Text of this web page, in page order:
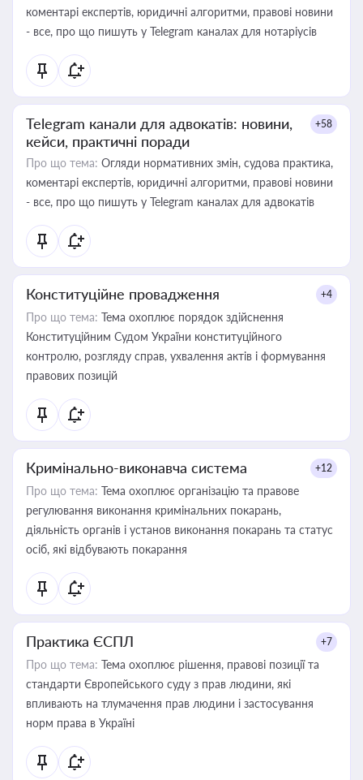
коментарі експертів, юридичні алгоритми, правові новини
- все, про що пишуть у Telegram каналах для нотаріусів
Telegram канали для адвокатів: новини,
кейси, практичні поради
+58
Про що тема: Огляди нормативних змін, судова практика,
коментарі експертів, юридичні алгоритми, правові новини
- все, про що пишуть у Telegram каналах для адвокатів
Конституційне провадження +4
Про що тема: Тема охоплює порядок здійснення
Конституційним Судом України конституційного
контролю, розгляду справ, ухвалення актів і формування
правових позицій
Кримінально-виконавча система +12
Про що тема: Тема охоплює організацію та правове
регулювання виконання кримінальних покарань,
діяльність органів і установ виконання покарань та статус
осіб, які відбувають покарання
Практика ЄСПЛ +7
Про що тема: Тема охоплює рішення, правові позиції та
стандарти Європейського суду з прав людини, які
впливають на тлумачення прав людини і застосування
норм права в Україні